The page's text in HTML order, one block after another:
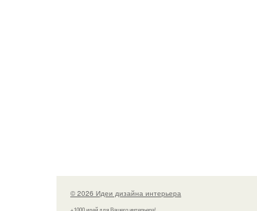
© 2026 Идеи дизайна интерьера
+1000 идей для Вашего интерьера!